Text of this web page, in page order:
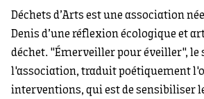
Déchets d’Arts est une association
Denis d’une réflexion écologique et
déchet. "Émerveiller pour éveiller", le
l'association, traduit poétiquement
interventions, qui est de sensibiliser